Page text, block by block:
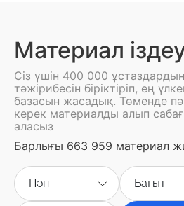
Материал
Сіз үшін 400 000
тәжірибесін біріктіріп, ең
базасын жасадық. Төменде
керек материалды алып
аласыз
Барлығы 663 959 материал
Пән Бағыт